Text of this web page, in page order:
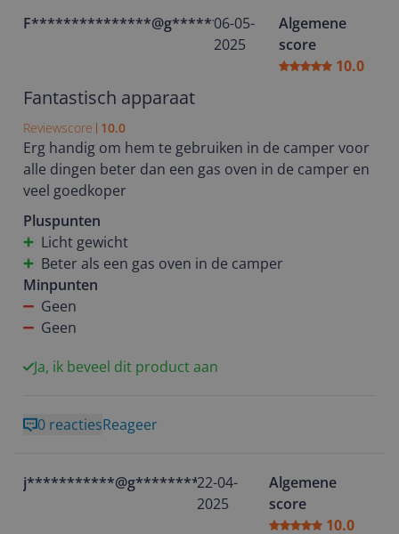
F***************@g********
06-05-
2025
Algemene
score
10.0
Fantastisch apparaat
Reviewscore 10.0
Erg handig om hem te gebruiken in de camper voor
alle dingen beter dan een gas oven in de camper en
veel goedkoper
Pluspunten
Licht gewicht
Beter als een gas oven in de camper
Minpunten
Geen
Geen
Ja, ik beveel dit product aan
0 reactiesReageer
j***********@g********22-04-
2025
Algemene
score
10.0